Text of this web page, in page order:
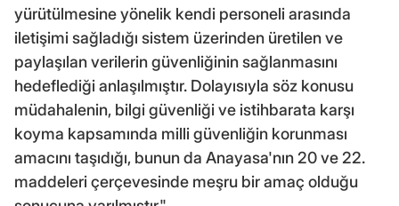
yürütülmesine yönelik kendi personeli arasında
iletişimi sağladığı sistem üzerinden üretilen ve
paylaşılan verilerin güvenliğinin sağlanmasını
hedeflediği anlaşılmıştır. Dolayısıyla söz konusu
müdahalenin, bilgi güvenliği ve istihbarata karşı
koyma kapsamında milli güvenliğin korunması
amacını taşıdığı, bunun da Anayasa'nın 20 ve 22.
maddeleri çerçevesinde meşru bir amaç olduğu